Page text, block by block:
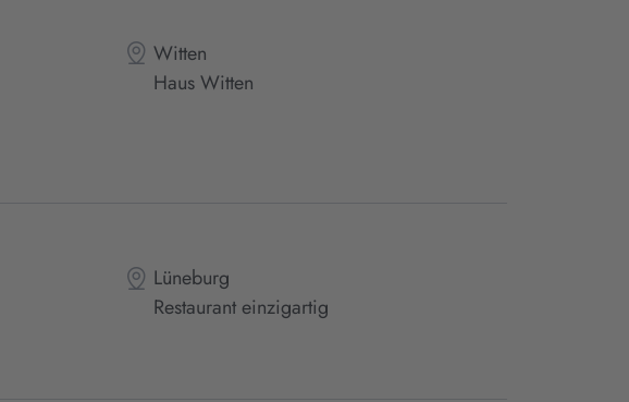
Witten
Haus Witten
Lüneburg
Restaurant einzigartig